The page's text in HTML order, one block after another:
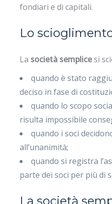
fondiari e di capitali.
Lo
La società semplicesi
quando è stato
deciso in fase di
quando lo scopo
risulta impossibile
quando i soci
all’unanimità;
quando si registra
parte dei soci per più di
La società